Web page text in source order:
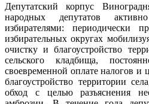
Депутатский корпус
народных депутатов
избирателями: периодически
избирательных округах
очистку и благоустройство
сельского кладбища,
своевременной оплате налогов и
благоустройство территории
обход с целью разъяснения